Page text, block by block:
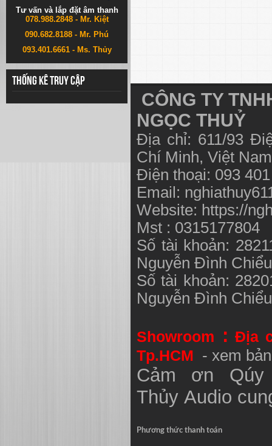
Tư vấn và lắp đặt âm thanh
078.988.2848 - Mr. Kiệt
090.682.8188 - Mr. Phú
093.401.6661 - Ms. Thủy
Thống kê truy cập
CÔNG TY
NGỌC THUỶ
Địa chỉ: 611/93
Chí Minh, Việt
Điện thoại: 093
Email:
Website: https://
Mst : 0315177804
Số tài khoản:
Nguyễn Đình
Số tài khoản:
Nguyễn Đình
Showroom : Địa
Tp.HCM - xem
Cảm ơn
Thủy Audio
Phương thức thanh toán